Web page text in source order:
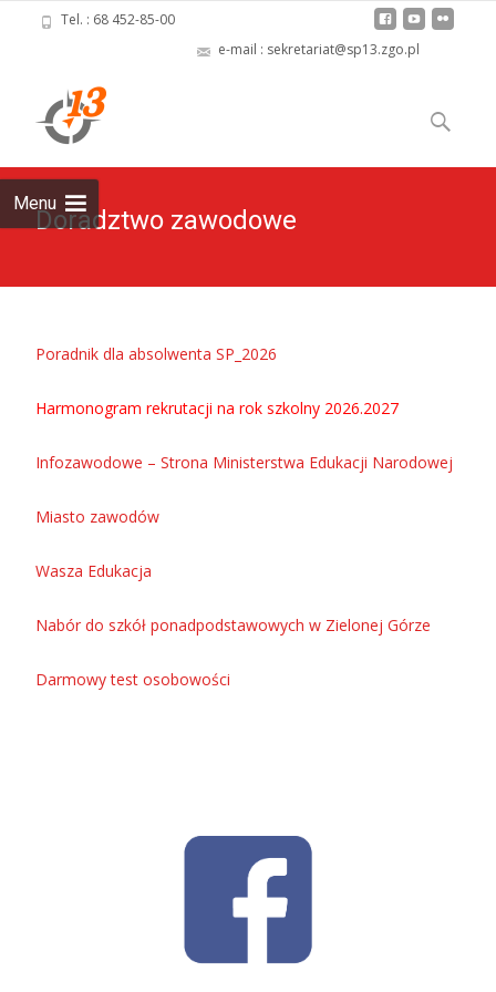
Tel. : 68 452-85-00
e-mail : sekretariat@sp13.zgo.pl
Menu
to
content
Szukaj:
Doradztwo zawodowe
Poradnik dla absolwenta SP_2026
Harmonogram rekrutacji na rok szkolny 2026.2027
Infozawodowe – Strona Ministerstwa Edukacji Narodowej
Miasto zawodów
Wasza Edukacja
Nabór do szkół ponadpodstawowych w Zielonej Górze
Darmowy test osobowości